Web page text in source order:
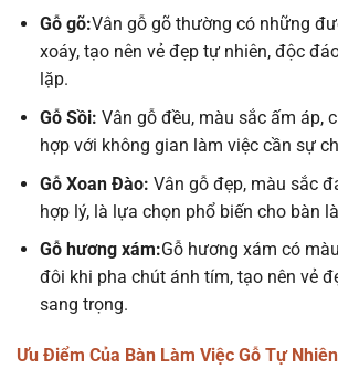
Gỗ gõ:Vân gỗ gõ thường có những
xoáy, tạo nên vẻ đẹp tự nhiên, độc
lặp.
Gỗ Sồi: Vân gỗ đều, màu sắc ấm áp,
hợp với không gian làm việc cần sự
Gỗ Xoan Đào: Vân gỗ đẹp, màu sắc
hợp lý, là lựa chọn phổ biến cho bàn
Gỗ hương xám:Gỗ hương xám có
đôi khi pha chút ánh tím, tạo nên vẻ
sang trọng.
Ưu Điểm Của Bàn Làm Việc Gỗ Tự Nhiên